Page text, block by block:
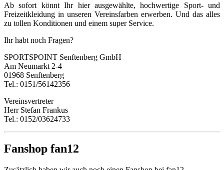
Ab sofort könnt Ihr hier ausgewählte, hochwertige Sport- und
Freizeitkleidung in unseren Vereinsfarben erwerben. Und das alles
zu tollen Konditionen und einem super Service.
Ihr habt noch Fragen?
SPORTSPOINT Senftenberg GmbH
Am Neumarkt 2-4
01968 Senftenberg
Tel.: 0151/56142356
Vereinsvertreter
Herr Stefan Frankus
Tel.: 0152/03624733
Fanshop fan12